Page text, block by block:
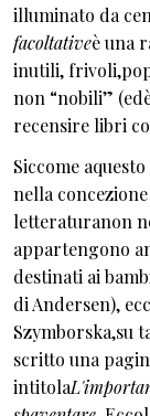
illuminato da
facoltativeè una
inutili,
non “nobili”
recensire libri
Siccome
nella
letteraturanon
appartengono
destinati ai
di Andersen),
Szymborska,su
scritto una
intitola